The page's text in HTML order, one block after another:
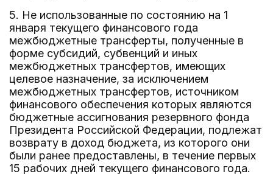
5. Не использованные по состоянию на 1
января текущего финансового года
межбюджетные трансферты, полученные в
форме субсидий, субвенций и иных
межбюджетных трансфертов, имеющих
целевое назначение, за исключением
межбюджетных трансфертов, источником
финансового обеспечения которых являются
бюджетные ассигнования резервного фонда
Президента Российской Федерации, подлежат
возврату в доход бюджета, из которого они
были ранее предоставлены, в течение первых
15 рабочих дней текущего финансового года.